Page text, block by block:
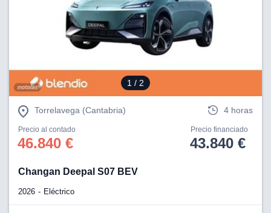
1 / 2
Torrelavega (Cantabria) 4 horas
Precio al contado
46.840 €
Precio financiado
43.840 €
Changan Deepal S07 BEV
2026 Eléctrico